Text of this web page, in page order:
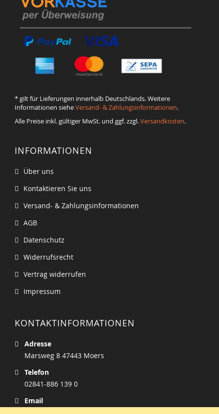
* gilt für Lieferungen innerhalb Deutschlands. Weitere
Informationen sieheVersand- & Zahlungsinformationen.
Alle Preise inkl. gültiger MwSt. und ggf. zzgl.Versandkosten.
INFORMATIONEN
Über uns
Kontaktieren Sie uns
Versand- & Zahlungsinformationen
AGB
Datenschutz
Widerrufsrecht
Vertrag widerrufen
Impressum
KONTAKTINFORMATIONEN
Adresse
Marsweg 8 47443 Moers
Telefon
02841-886 139 0
Email